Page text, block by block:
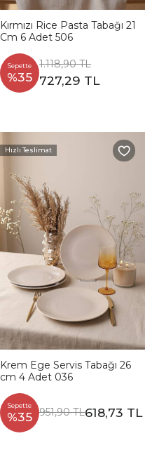
Kırmızı Rice Pasta Tabağı 21
Cm 6 Adet 506
Sepette
%35
1.118,90 TL
727,29 TL
Hızlı Teslimat
Krem Ege Servis Tabağı 26
cm 4 Adet 036
Sepette
%35 951,90 TL618,73 TL